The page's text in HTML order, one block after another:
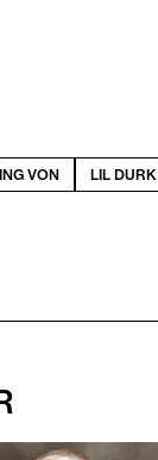
VON LIL DURK